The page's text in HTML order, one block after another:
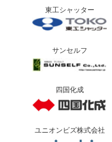
東工シャッター
サンセルフ
四国化成
ユニオンビズ株式会社